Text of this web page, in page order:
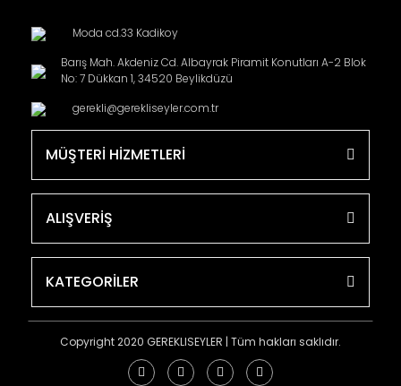
Moda cd.33 Kadikoy
Barış Mah. Akdeniz Cd. Albayrak Piramit Konutları A-2 Blok
No: 7 Dükkan 1, 34520 Beylikdüzü
gerekli@gerekliseyler.com.tr
MÜŞTERİ HİZMETLERİ
ALIŞVERİŞ
KATEGORİLER
Copyright 2020 GEREKLISEYLER | Tüm hakları saklıdır.